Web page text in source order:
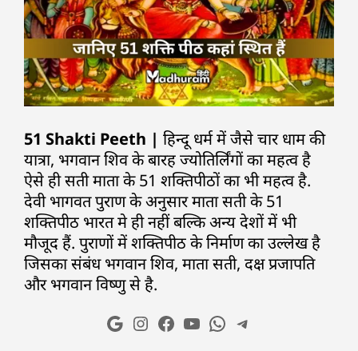
51 Shakti Peeth | हिन्दू धर्म में जैसे चार धाम की
यात्रा, भगवान शिव के बारह ज्योतिर्लिंगों का महत्व है
ऐसे ही सती माता के 51 शक्तिपीठों का भी महत्व है.
देवी भागवत पुराण के अनुसार माता सती के 51
शक्तिपीठ भारत मे ही नहीं बल्कि अन्य देशों में भी
मौजूद हैं. पुराणों में शक्तिपीठ के निर्माण का उल्लेख है
जिसका संबंध भगवान शिव, माता सती, दक्ष प्रजापति
और भगवान विष्णु से है.